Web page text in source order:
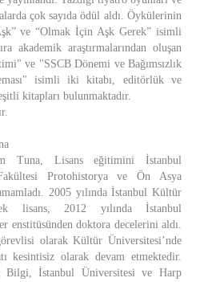
çok sayıda ödül aldı. Öykülerinin
ve “Olmak İçin Aşk Gerek” isimli
akademik araştırmalarından oluşan
ve "SSCB Dönemi ve Bağımsızlık
isimli iki kitabı, editörlük ve
kitapları bulunmaktadır.
Tuna, Lisans eğitimini İstanbul
Protohistorya ve Ön Asya
2005 yılında İstanbul Kültür
lisans, 2012 yılında İstanbul
enstitüsünden doktora decelerini aldı.
olarak Kültür Üniversitesi’nde
kesintisiz olarak devam etmektedir.
Bilgi, İstanbul Üniversitesi ve Harp